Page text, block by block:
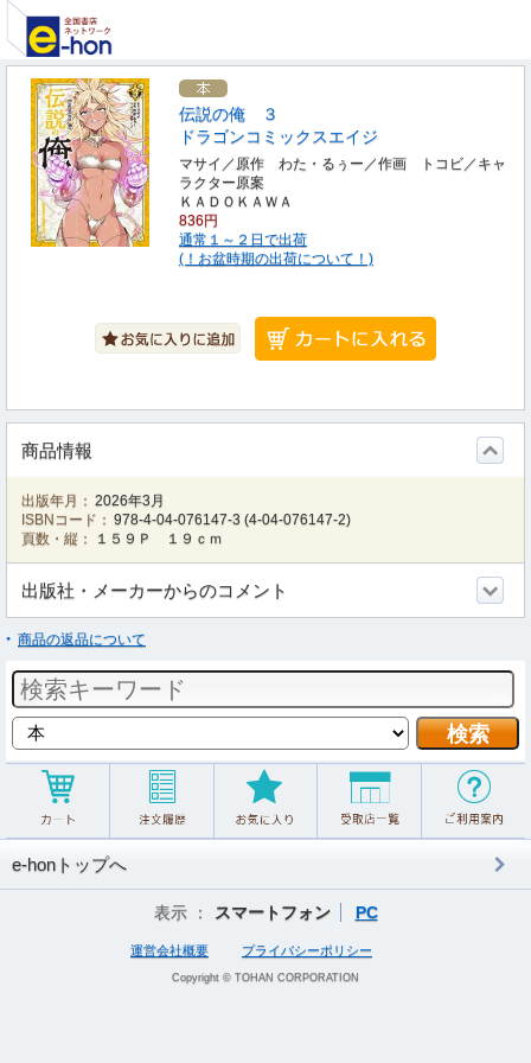
伝説の俺 ３
ドラゴンコミックスエイジ
マサイ／原作 わた・るぅー／作画 トコビ／キャ
ラクター原案
ＫＡＤＯＫＡＷＡ
836円
通常１～２日で出荷
(！お盆時期の出荷について！)
商品情報
出版年月： 2026年3月
ISBNコード： 978-4-04-076147-3 (4-04-076147-2)
頁数・縦：
１５９Ｐ １９ｃｍ
出版社・メーカーからのコメント
商品の返品について
e-honトップへ
表示 ： スマートフォン PC
運営会社概要 プライバシーポリシー
Copyright © TOHAN CORPORATION